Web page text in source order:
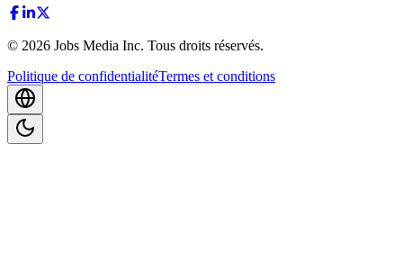
© 2026 Jobs Media Inc. Tous droits réservés.
Politique de confidentialitéTermes et conditions